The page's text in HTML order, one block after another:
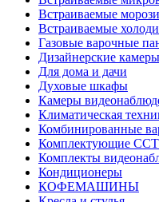
Встраиваемые
Встраиваемые
Газовые варочные
Дизайнерские
Для дома и дачи
Духовые шкафы
Камеры
Климатическая
Комбинированные
Комплектующие
Комплекты
Кондиционеры
КОФЕМАШИНЫ